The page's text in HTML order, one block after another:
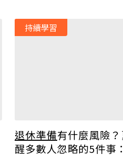
退休準備有什麼風險
醒多數人忽略的5件事
持續學習